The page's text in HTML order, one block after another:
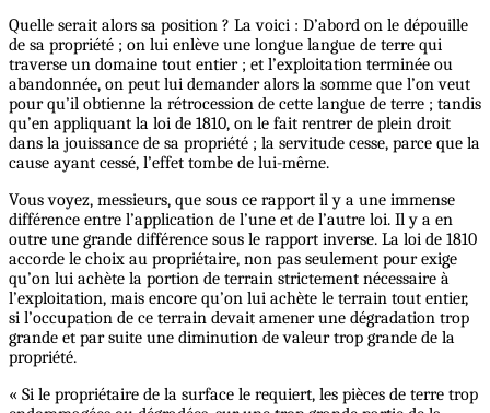
Quelle serait alors sa position ? La voici : D’abord on le dépouille
de sa propriété ; on lui enlève une longue langue de terre qui
traverse un domaine tout entier ; et l’exploitation terminée ou
abandonnée, on peut lui demander alors la somme que l’on veut
pour qu’il obtienne la rétrocession de cette langue de terre ; tandis
qu’en appliquant la loi de 1810, on le fait rentrer de plein droit
dans la jouissance de sa propriété ; la servitude cesse, parce que la
cause ayant cessé, l’effet tombe de lui-même.
Vous voyez, messieurs, que sous ce rapport il y a une immense
différence entre l’application de l’une et de l’autre loi. Il y a en
outre une grande différence sous le rapport inverse. La loi de 1810
accorde le choix au propriétaire, non pas seulement pour exige
qu’on lui achète la portion de terrain strictement nécessaire à
l’exploitation, mais encore qu’on lui achète le terrain tout entier,
si l’occupation de ce terrain devait amener une dégradation trop
grande et par suite une diminution de valeur trop grande de la
propriété.
« Si le propriétaire de la surface le requiert, les pièces de terre trop